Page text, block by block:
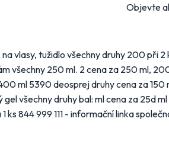
Objevte
vlasy, tužidlo všechny druhy 200 při
všechny 250 ml. 2 cena za 250 ml,
ml 5390 deosprej druhy cena za 150
gel všechny druhy bal: ml cena za 25d
ks 844 999 111 - informační linka
FLOP
Makro